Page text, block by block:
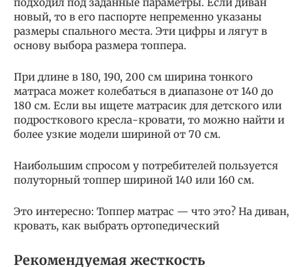
подходил под заданные параметры. Если диван
новый, то в его паспорте непременно указаны
размеры спального места. Эти цифры и лягут в
основу выбора размера топпера.
При длине в 180, 190, 200 см ширина тонкого
матраса может колебаться в диапазоне от 140 до
180 см. Если вы ищете матрасик для детского или
подросткового кресла-кровати, то можно найти и
более узкие модели шириной от 70 см.
Наибольшим спросом у потребителей пользуется
полуторный топпер шириной 140 или 160 см.
Это интересно: Топпер матрас — что это? На диван,
кровать, как выбрать ортопедический
Рекомендуемая жесткость